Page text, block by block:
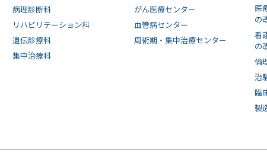
病理診断科
リハビリテーション科
遺伝診療科
集中治療科
がん医療センター
血管病センター
周術期・集中治療センター
医
の
看
の
倫
治
臨
製